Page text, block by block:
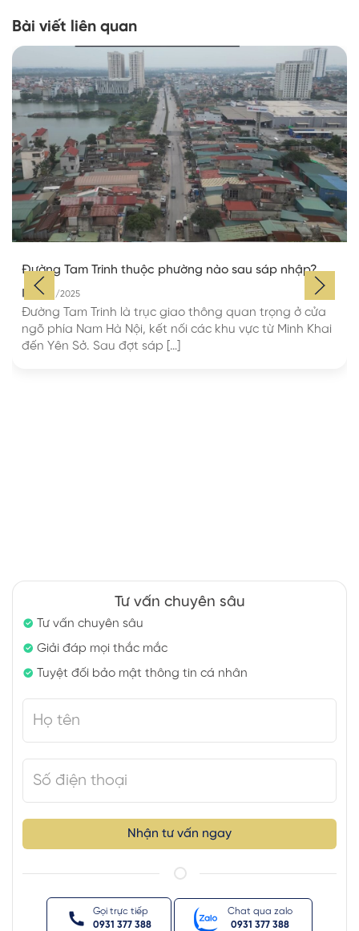
Bài viết liên quan
Đường Tam Trinh thuộc phường nào sau sáp nhập?
13/11/2025
Đường Tam Trinh là trục giao thông quan trọng ở cửa
ngõ phía Nam Hà Nội, kết nối các khu vực từ Minh Khai
đến Yên Sở. Sau đợt sáp […]
Tư vấn chuyên sâu
Tư vấn chuyên sâu
Giải đáp mọi thắc mắc
Tuyệt đối bảo mật thông tin cá nhân
Nhận tư vấn ngay
Gọi trực tiếp
0931 377 388
Chat qua zalo
0931 377 388